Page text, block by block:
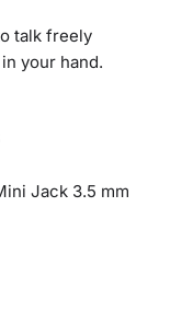
talk freely
your hand.
Jack 3.5 mm